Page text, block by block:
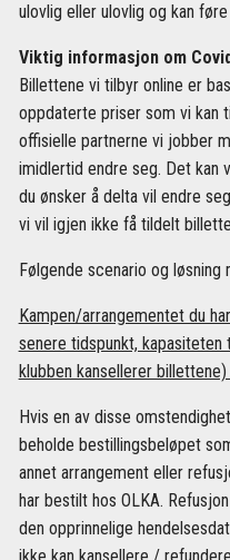
ulovlig eller ulovlig og kan
Viktig informasjon om
Billettene vi tilbyr online er
oppdaterte priser som vi kan
offisielle partnerne vi jobber
imidlertid endre seg. Det kan
du ønsker å delta vil endre
vi vil igjen ikke få tildelt
Følgende scenario og løsning
Kampen/arrangementet du
senere tidspunkt,
klubben kansellerer
Hvis en av disse
beholde bestillingsbeløpet
annet arrangement eller
har bestilt hos OLKA.
den opprinnelige